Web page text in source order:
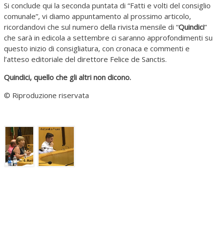
Si conclude qui la seconda puntata di “Fatti e volti del consiglio
comunale”, vi diamo appuntamento al prossimo articolo,
ricordandovi che sul numero della rivista mensile di “Quindici”
che sarà in edicola a settembre ci saranno approfondimenti su
questo inizio di consigliatura, con cronaca e commenti e
l’atteso editoriale del direttore Felice de Sanctis.
Quindici, quello che gli altri non dicono.
© Riproduzione riservata